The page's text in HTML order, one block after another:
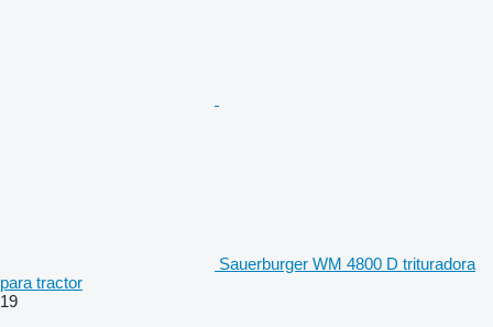
Sauerburger WM 4800 D trituradora
para tractor
19